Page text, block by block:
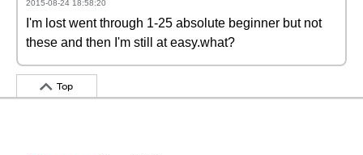
2015-08-24 18:58:20
I'm lost went through 1-25 absolute beginner but not
these and then I'm still at easy.what?
Top